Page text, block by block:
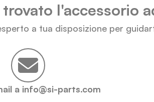
trovato l'accessorio
a tua disposizione per
a info@si-parts.com